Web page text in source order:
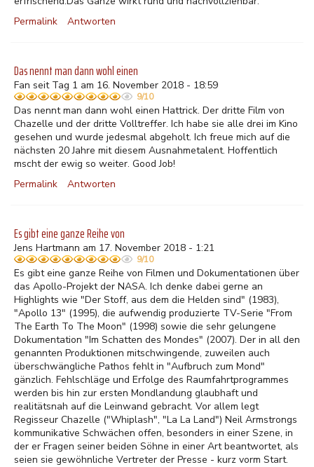
Permalink
Antworten
Das nennt man dann wohl einen
Fan seit Tag 1 am 16. November 2018 - 18:59
9/10
Das nennt man dann wohl einen Hattrick. Der dritte Film von
Chazelle und der dritte Volltreffer. Ich habe sie alle drei im Kino
gesehen und wurde jedesmal abgeholt. Ich freue mich auf die
nächsten 20 Jahre mit diesem Ausnahmetalent. Hoffentlich
mscht der ewig so weiter. Good Job!
Permalink
Antworten
Es gibt eine ganze Reihe von
Jens Hartmann am 17. November 2018 - 1:21
9/10
Es gibt eine ganze Reihe von Filmen und Dokumentationen über
das Apollo-Projekt der NASA. Ich denke dabei gerne an
Highlights wie "Der Stoff, aus dem die Helden sind" (1983),
"Apollo 13" (1995), die aufwendig produzierte TV-Serie "From
The Earth To The Moon" (1998) sowie die sehr gelungene
Dokumentation "Im Schatten des Mondes" (2007). Der in all den
genannten Produktionen mitschwingende, zuweilen auch
überschwängliche Pathos fehlt in "Aufbruch zum Mond"
gänzlich. Fehlschläge und Erfolge des Raumfahrtprogrammes
werden bis hin zur ersten Mondlandung glaubhaft und
realitätsnah auf die Leinwand gebracht. Vor allem legt
Regisseur Chazelle ("Whiplash", "La La Land") Neil Armstrongs
kommunikative Schwächen offen, besonders in einer Szene, in
der er Fragen seiner beiden Söhne in einer Art beantwortet, als
seien sie gewöhnliche Vertreter der Presse - kurz vorm Start.